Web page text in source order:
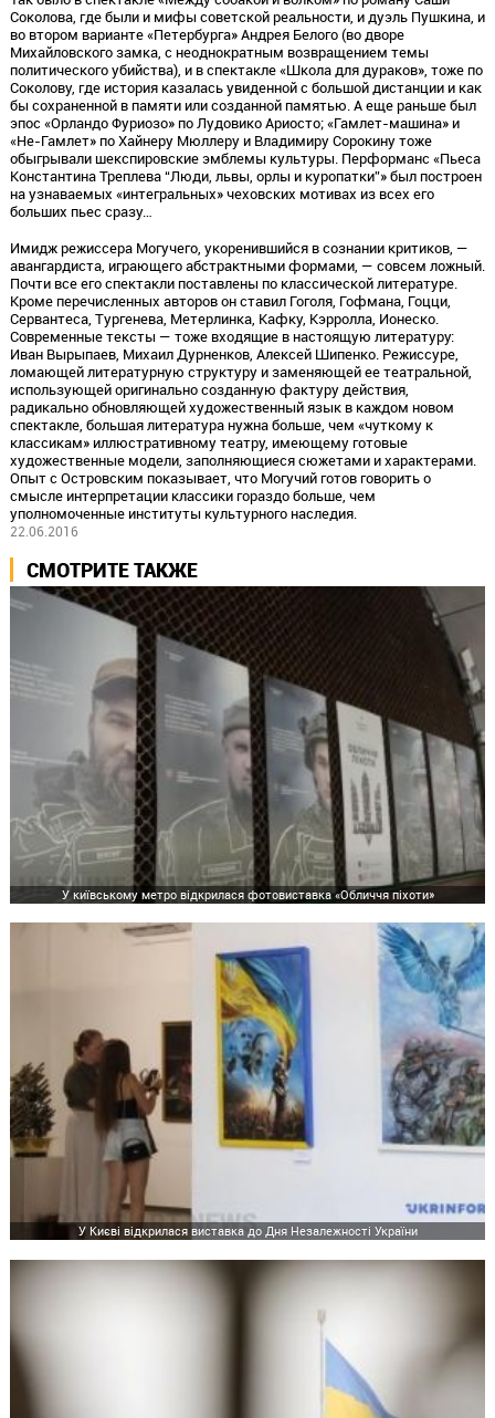
Соколова, где были и мифы советской реальности, и дуэль Пушкина, и
во втором варианте «Петербурга» Андрея Белого (во дворе
Михайловского замка, с неоднократным возвращением темы
политического убийства), и в спектакле «Школа для дураков», тоже по
Соколову, где история казалась увиденной с большой дистанции и как
бы сохраненной в памяти или созданной памятью. А еще раньше был
эпос «Орландо Фуриозо» по Лудовико Ариосто; «Гамлет-машина» и
«Не-Гамлет» по Хайнеру Мюллеру и Владимиру Сорокину тоже
обыгрывали шекспировские эмблемы культуры. Перформанс «Пьеса
Константина Треплева “Люди, львы, орлы и куропатки”» был построен
на узнаваемых «интегральных» чеховских мотивах из всех его
больших пьес сразу…
Имидж режиссера Могучего, укоренившийся в сознании критиков, —
авангардиста, играющего абстрактными формами, — совсем ложный.
Почти все его спектакли поставлены по классической литературе.
Кроме перечисленных авторов он ставил Гоголя, Гофмана, Гоцци,
Сервантеса, Тургенева, Метерлинка, Кафку, Кэрролла, Ионеско.
Современные тексты — тоже входящие в настоящую литературу:
Иван Вырыпаев, Михаил Дурненков, Алексей Шипенко. Режиссуре,
ломающей литературную структуру и заменяющей ее театральной,
использующей оригинально созданную фактуру действия,
радикально обновляющей художественный язык в каждом новом
спектакле, большая литература нужна больше, чем «чуткому к
классикам» иллюстративному театру, имеющему готовые
художественные модели, заполняющиеся сюжетами и характерами.
Опыт с Островским показывает, что Могучий готов говорить о
смысле интерпретации классики гораздо больше, чем
уполномоченные институты культурного наследия.
22.06.2016
СМОТРИТЕ ТАКЖЕ
У київському метро відкрилася фотовиставка «Обличчя піхоти»
У Києві відкрилася виставка до Дня Незалежності України